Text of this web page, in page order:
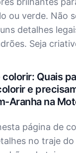
ou verde. Não
detalhes
Seja
colorir: Quais
e
Aranha na
página de
no traje